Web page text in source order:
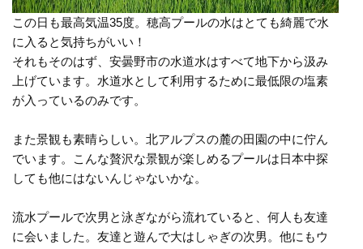
この日も最高気温35度。穂高プールの水はとても綺麗で水
に入ると気持ちがいい！
それもそのはず、安曇野市の水道水はすべて地下から汲み
上げています。水道水として利用するために最低限の塩素
が入っているのみです。
また景観も素晴らしい。北アルプスの麓の田園の中に佇ん
でいます。こんな贅沢な景観が楽しめるプールは日本中探
しても他にはないんじゃないかな。
流水プールで次男と泳ぎながら流れていると、何人も友達
に会いました。友達と遊んで大はしゃぎの次男。他にもウ